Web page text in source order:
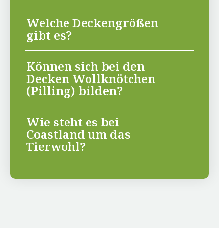
Welche Deckengrößen
gibt es?
Können sich bei den
Decken Wollknötchen
(Pilling) bilden?
Wie steht es bei
Coastland um das
Tierwohl?